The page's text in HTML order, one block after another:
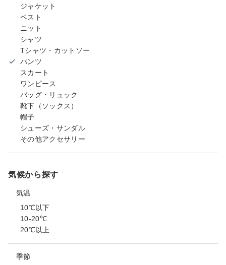
ジャケット
ベスト
ニット
シャツ
Tシャツ・カットソー
パンツ
スカート
ワンピース
バッグ・リュック
靴下（ソックス）
帽子
シューズ・サンダル
その他アクセサリー
気候から探す
気温
10℃以下
10-20℃
20℃以上
季節